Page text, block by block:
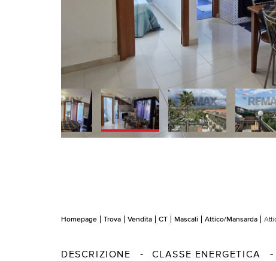
Homepage Trova Vendita CT Mascali Attico/Mansarda
DESCRIZIONE CLASSE ENERGETICA